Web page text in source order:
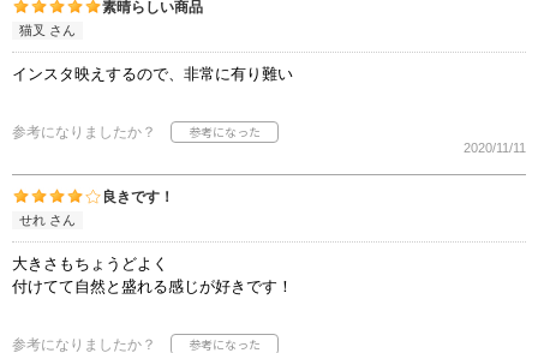
素晴らしい商品
猫叉 さん
インスタ映えするので、非常に有り難い
参考になりましたか？
2020/11/11
良きです！
せれ さん
大きさもちょうどよく
付けてて自然と盛れる感じが好きです！
参考になりましたか？